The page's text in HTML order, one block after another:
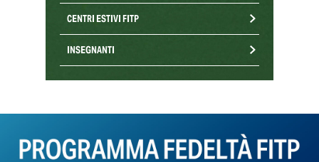
CENTRI ESTIVI FITP
INSEGNANTI